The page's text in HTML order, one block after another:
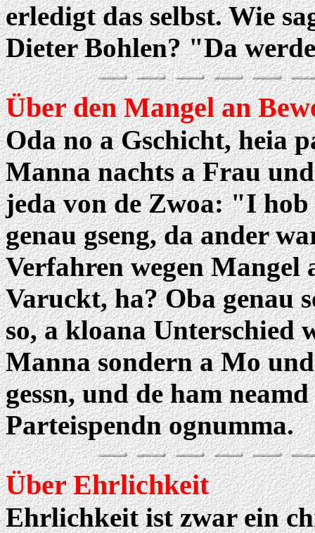
erledigt das selbst. Wie
Dieter Bohlen? "Da
Über den Mangel an
Oda no a Gschicht, heia
Manna nachts a Frau
jeda von de Zwoa: "I
genau gseng, da ander
Verfahren wegen Mangel
Varuckt, ha? Oba genau
so, a kloana Unterschied
Manna sondern a Mo
gessn, und de ham
Parteispendn ognumma.
Über Ehrlichkeit
Ehrlichkeit ist zwar ein